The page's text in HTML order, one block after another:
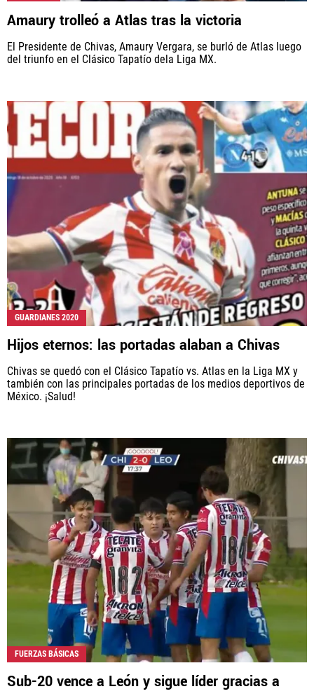
Amaury trolleó a Atlas tras la victoria
El Presidente de Chivas, Amaury Vergara, se burló de Atlas luego
del triunfo en el Clásico Tapatío dela Liga MX.
GUARDIANES 2020
Hijos eternos: las portadas alaban a Chivas
Chivas se quedó con el Clásico Tapatío vs. Atlas en la Liga MX y
también con las principales portadas de los medios deportivos de
México. ¡Salud!
FUERZAS BÁSICAS
Sub-20 vence a León y sigue líder gracias a